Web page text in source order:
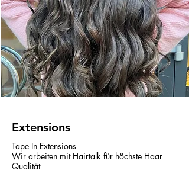
Extensions
Tape In Extensions
Wir arbeiten mit Hairtalk für höchste Haar
Qualität